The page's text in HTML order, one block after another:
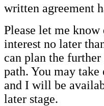
written agreement
Please let me
interest no later
can plan the
path. You may take
and I will be
later stage.